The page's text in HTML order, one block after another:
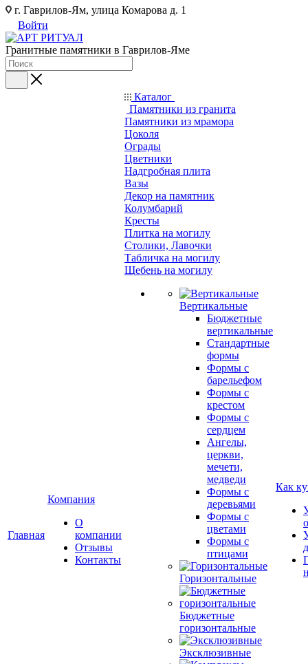
г. Гаврилов-Ям, улица Комарова д. 1
Войти
Гранитные памятники в Гаврилов-Яме
Главная
Компания
О
компании
Отзывы
Контакты
Каталог
Памятники из гранита
Памятники из мрамора
Цоколя
Ограды
Цветники
Надгробная плита
Вазы
Декор на памятник
Колумбарий
Кресты
Плитка на могилу
Столики, Лавочки
Табличка на могилу
Щебень на могилу
Вертикальные
Бюджетные
вертикальные
Стандартные
формы
Формы с
барельефом
Формы с
крестом
Формы с
сердцем
Ангелы,
церкви,
мечети,
медведи
Формы с
деревьями
Формы с
цветами
Формы с
птицами
Горизонтальные
Бюджетные
горизонтальные
Эксклюзивные
Как